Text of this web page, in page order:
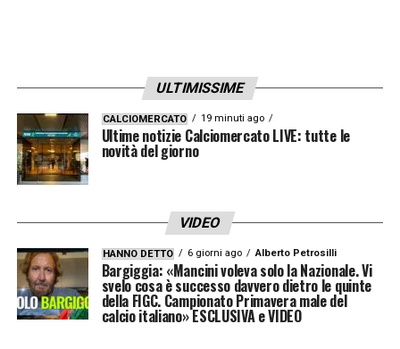
ULTIMISSIME
CALCIOMERCATO 19 minuti ago
Ultime notizie Calciomercato LIVE: tutte le
novità del giorno
VIDEO
HANNO DETTO 6 giorni ago Alberto Petrosilli
Bargiggia: «Mancini voleva solo la Nazionale. Vi
svelo cosa è successo davvero dietro le quinte
della FIGC. Campionato Primavera male del
calcio italiano» ESCLUSIVA e VIDEO